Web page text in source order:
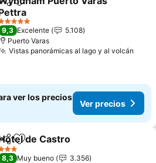
CompartirAñadir a favoritos
precios
Estrellas
9,3 Excelente
5.108
Puerto Varas
Vistas panorámicas al lago y al volcán
ver los precios
Ver precios
Añadir a favoritos
de Castro
Estrellas
8,3 Muy bueno
3.356